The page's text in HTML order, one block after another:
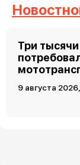
Три
9 августа